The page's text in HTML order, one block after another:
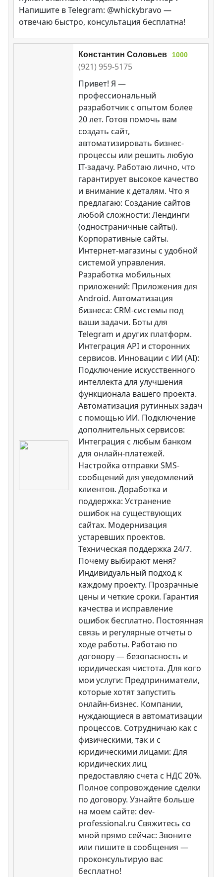
Напишите в Telegram: @whickybravo —
отвечаю быстро, консультация бесплатна!
Константин Соловьев 1000
(921) 959-5175
Привет! Я —
профессиональный
разработчик с опытом более
20 лет. Готов помочь вам
создать сайт,
автоматизировать бизнес-
процессы или решить любую
IT-задачу. Работаю лично, что
гарантирует высокое качество
и внимание к деталям. Что я
предлагаю: Создание сайтов
любой сложности: Лендинги
(одностраничные сайты).
Корпоративные сайты.
Интернет-магазины с удобной
системой управления.
Разработка мобильных
приложений: Приложения для
Android. Автоматизация
бизнеса: CRM-системы под
ваши задачи. Боты для
Telegram и других платформ.
Интеграция API и сторонних
сервисов. Инновации с ИИ (AI):
Подключение искусственного
интеллекта для улучшения
функционала вашего проекта.
Автоматизация рутинных задач
с помощью ИИ. Подключение
дополнительных сервисов:
Интеграция с любым банком
для онлайн-платежей.
Настройка отправки SMS-
сообщений для уведомлений
клиентов. Доработка и
поддержка: Устранение
ошибок на существующих
сайтах. Модернизация
устаревших проектов.
Техническая поддержка 24/7.
Почему выбирают меня?
Индивидуальный подход к
каждому проекту. Прозрачные
цены и четкие сроки. Гарантия
качества и исправление
ошибок бесплатно. Постоянная
связь и регулярные отчеты о
ходе работы. Работаю по
договору — безопасность и
юридическая чистота. Для кого
мои услуги: Предприниматели,
которые хотят запустить
онлайн-бизнес. Компании,
нуждающиеся в автоматизации
процессов. Сотрудничаю как с
физическими, так и с
юридическими лицами: Для
юридических лиц
предоставляю счета с НДС 20%.
Полное сопровождение сделки
по договору. Узнайте больше
на моем сайте: dev-
professional.ru Свяжитесь со
мной прямо сейчас: Звоните
или пишите в сообщения —
проконсультирую вас
бесплатно!